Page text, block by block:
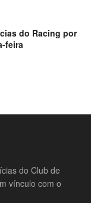
do Racing por
feira
do Club de
vínculo com o